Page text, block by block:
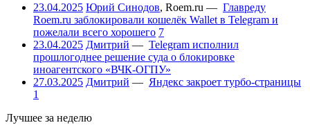
23.04.2025 Юрий Синодов, Roem.ru — Главреду
Roem.ru заблокировали кошелёк Wallet в Telegram и
пожелали всего хорошего 7
23.04.2025 Дмитрий — Telegram исполнил
прошлогоднее решение суда о блокировке
иноагентского «ВЧК-ОГПУ»
27.03.2025 Дмитрий — Яндекс закроет турбо-страницы
1
Лучшее за неделю